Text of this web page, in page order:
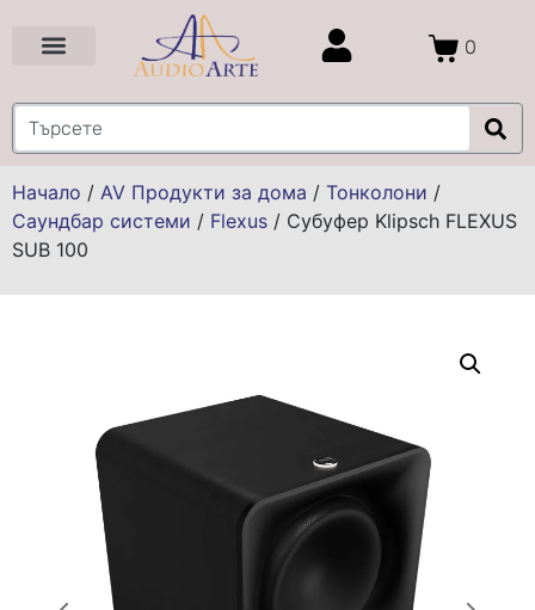
0
Начало / AV Продукти за дома / Тонколони /
Саундбар системи / Flexus / Субуфер Klipsch FLEXUS
SUB 100